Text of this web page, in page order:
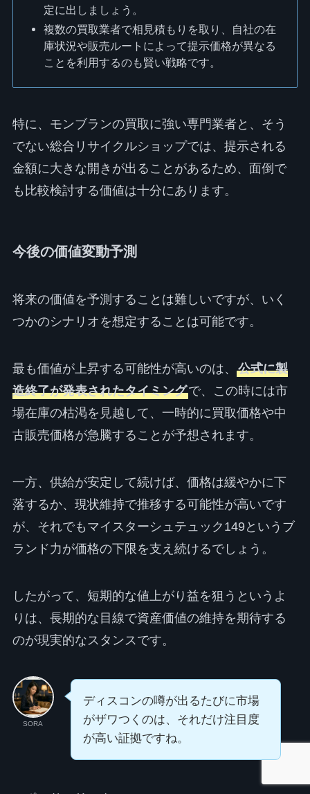
定に出しましょう。
複数の買取業者で相見積もりを取り、自社の在
庫状況や販売ルートによって提示価格が異なる
ことを利用するのも賢い戦略です。
特に、モンブランの買取に強い専門業者と、そう
でない総合リサイクルショップでは、提示される
金額に大きな開きが出ることがあるため、面倒で
も比較検討する価値は十分にあります。
今後の価値変動予測
将来の価値を予測することは難しいですが、いく
つかのシナリオを想定することは可能です。
最も価値が上昇する可能性が高いのは、 公式に製
造終了が発表されたタイミングで、この時には市
場在庫の枯渇を見越して、一時的に買取価格や中
古販売価格が急騰することが予想されます。
一方、供給が安定して続けば、価格は緩やかに下
落するか、現状維持で推移する可能性が高いです
が、それでもマイスターシュテュック149というブ
ランド力が価格の下限を支え続けるでしょう。
したがって、短期的な値上がり益を狙うというよ
りは、長期的な目線で資産価値の維持を期待する
のが現実的なスタンスです。
SORA
ディスコンの噂が出るたびに市場
がザワつくのは、それだけ注目度
が高い証拠ですね。